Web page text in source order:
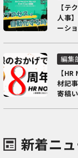
【テ
人事
ーシ
編集
【
材記
寄稿
新着ニ